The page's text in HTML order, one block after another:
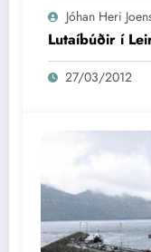
Jóhan Heri
Lutaíbúðir í
27/03/2012